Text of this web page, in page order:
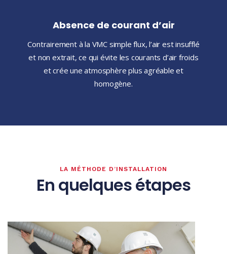
Absence de courant d’air
Contrairement à la VMC simple flux, l’air est insufflé
et non extrait, ce qui évite les courants d’air froids
et crée une atmosphère plus agréable et
homogène.
LA MÉTHODE D’INSTALLATION
En quelques étapes